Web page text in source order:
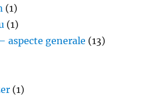
(1)
(1)
aspecte generale (13)
(1)